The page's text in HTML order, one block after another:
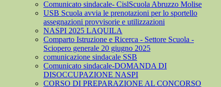
Comunicato sindacale- CislScuola Abruzzo Molise
USB Scuola avvia le prenotazioni per lo sportello
assegnazioni provvisorie e utilizzazioni
NASPI 2025 LAQUILA
Comparto Istruzione e Ricerca - Settore Scuola -
Sciopero generale 20 giugno 2025
comunicazione sindacale SSB
Comunicato sindacale-DOMANDA DI
DISOCCUPAZIONE NASPI
CORSO DI PREPARAZIONE AL CONCORSO